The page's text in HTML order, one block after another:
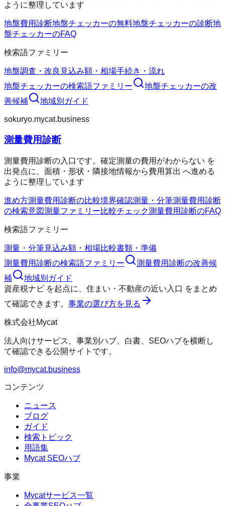
ように整理しています
地盤費用診断地盤チェッカーの無料地盤チェッカーの診断地
盤チェッカーのFAQ
検索語ファミリー
地盤調査・改良 見込み額・相場手続き・流れ
地盤チェッカーの検索語ファミリー 地盤チェッカーの改
善候補
地域別ガイド
sokuryo.mycat.business
測量費用診断
測量費用診断の入口です。確定測量の費用がわからない を
出発点に、面積・形状・隣接地情報から費用算出 へ進める
ように整理しています
進め方測量費用診断の比較境界確認測量・分筆測量費用診断
の検索意図測量ファミリー比較チェック測量費用診断のFAQ
検索語ファミリー
測量・分筆見込み額・相場比較書類・準備
測量費用診断の検索語ファミリー 測量費用診断の改善候
補
地域別ガイド
資産税ナビ を起点に、 住まい・不動産の近い入口 をまとめ
て確認できます。 事業の選び方を見る
株式会社Mycat
法人向けサービス、事業別ハブ、白書、SEOハブを横断し
て確認できる公開サイトです。
info@mycat.business
コンテンツ
ニュース
ブログ
ガイド
検索トピック
用語集
Mycat SEOハブ
事業
Mycatサービス一覧